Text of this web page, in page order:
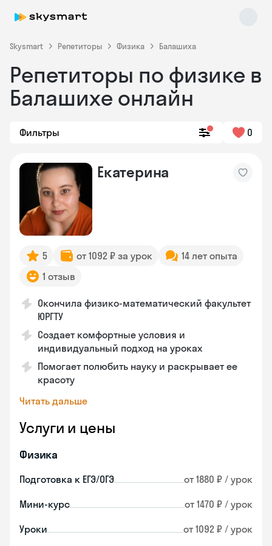
Skysmart Репетиторы Физика Балашиха
Репетиторы по физике в
Балашихе онлайн
Фильтры 0
Екатерина
5 от 1092 ₽ за урок
14 лет опыта
1 отзыв
Окончила физико-математический факультет
ЮРГТУ
Создает комфортные условия и
индивидуальный подход на уроках
Помогает полюбить науку и раскрывает ее
красоту
Читать дальше
Услуги и цены
Физика
Подготовка к ЕГЭ/ОГЭ от 1880 ₽ / урок
Мини-курс от 1470 ₽ / урок
Уроки от 1092 ₽ / урок
online